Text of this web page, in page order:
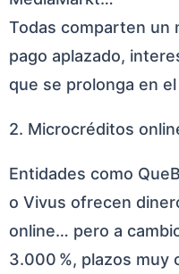
Todas comparten un
pago aplazado,
que se prolonga en
2. Microcréditos
Entidades como
o Vivus ofrecen
online… pero a
3.000 %, plazos muy